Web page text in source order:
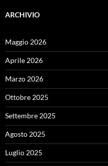
ARCHIVIO
Maggio 2026
Aprile 2026
Marzo 2026
Ottobre 2025
Settembre 2025
Agosto 2025
Luglio 2025